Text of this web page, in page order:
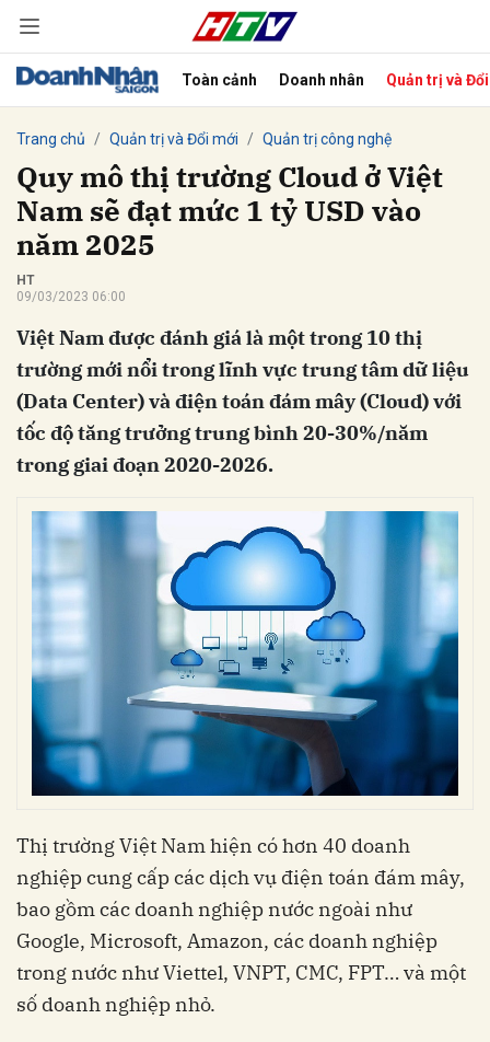
Toàn cảnh Doanh nhân Quản trị và
Trang chủ Quản trị và Đổi mới Quản trị công nghệ
Quy mô thị trường Cloud ở Việt
Nam sẽ đạt mức 1 tỷ USD vào
năm 2025
HT
09/03/2023 06:00
Việt Nam được đánh giá là một trong 10 thị
trường mới nổi trong lĩnh vực trung tâm dữ liệu
(Data Center) và điện toán đám mây (Cloud) với
tốc độ tăng trưởng trung bình 20-30%/năm
trong giai đoạn 2020-2026.
Thị trường Việt Nam hiện có hơn 40 doanh
nghiệp cung cấp các dịch vụ điện toán đám mây,
bao gồm các doanh nghiệp nước ngoài như
Google, Microsoft, Amazon, các doanh nghiệp
trong nước như Viettel, VNPT, CMC, FPT… và một
số doanh nghiệp nhỏ.
Hủy